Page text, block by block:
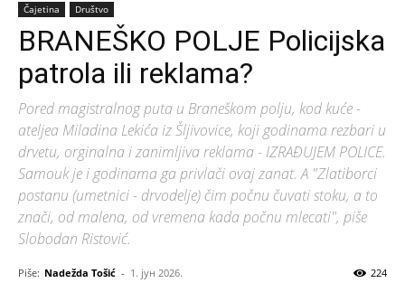
Čajetina Društvo
BRANEŠKO POLJE Policijska
patrola ili reklama?
Pored magistralnog puta u Braneškom polju, kod kuće -
ateljea Miladina Lekića iz Šljivovice, koji godinama rezbari u
drvetu, orginalna i zanimljiva reklama - IZRAĐUJEM POLICE.
Samouk je i godinama ga privlači ovaj zanat. A "Zlatiborci
postanu (umetnici - drvodelje) čim počnu čuvati stoku, a to
znači, od malena, od vremena kada počnu mlecati", piše
Slobodan Ristović.
Piše: Nadežda Tošić - 1. јун 2026. 224